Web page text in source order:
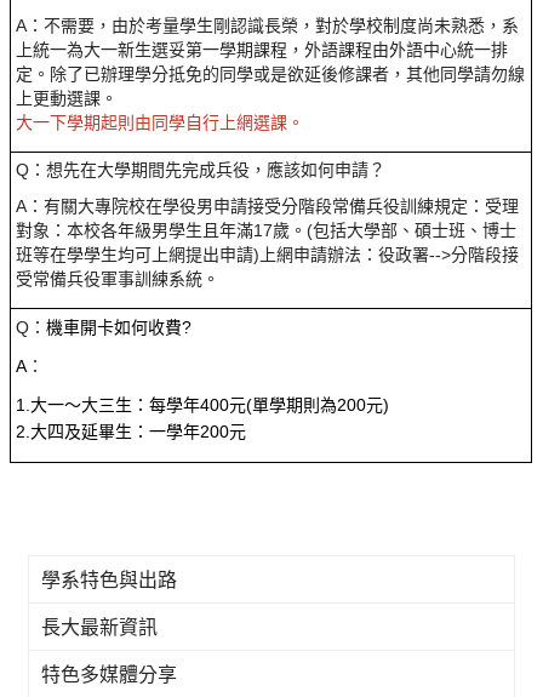
A：不需要，由於考量學生剛認識長榮，對於學校制度尚未熟悉，系
上統一為大一新生選妥第一學期課程，外語課程由外語中心統一排
定。除了已辦理學分抵免的同學或是欲延後修課者，其他同學請勿線
上更動選課。
大一下學期起則由同學自行上網選課。
Q ：想先在大學期間先完成兵役，應該如何申請？
A ：有關大專院校在學役男申請接受分階段常備兵役訓練規定：受理
對象：本校各年級男學生且年滿17歲。(包括大學部、碩士班、博士
班等在學學生均可上網提出申請)上網申請辦法：役政署-->分階段接
受常備兵役軍事訓練系統 。
Q ：機車開卡如何收費?
A ：
1.大一～大三生：每學年400元(單學期則為200元)
2.大四及延畢生：一學年200元
學系特色與出路
長大最新資訊
特色多媒體分享